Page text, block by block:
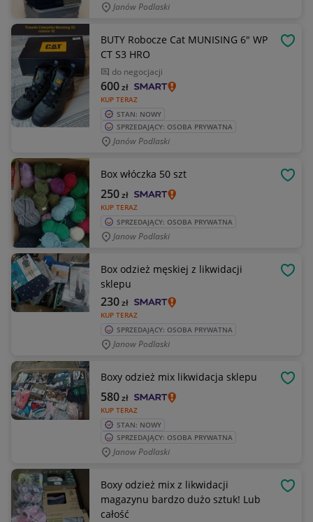
Janów Podlaski
BUTY Robocze Cat MUNISING 6" WP
CT S3 HRO
do negocjacji
KUP TERAZ
600zł
STAN: NOWY
SPRZEDAJĄCY: OSOBA PRYWATNA
Janów Podlaski
Box włóczka 50 szt
KUP TERAZ
250zł
SPRZEDAJĄCY: OSOBA PRYWATNA
Janow Podlaski
Box odzież męskiej z likwidacji
sklepu
KUP TERAZ
230zł
SPRZEDAJĄCY: OSOBA PRYWATNA
Janow Podlaski
Boxy odzież mix likwidacja sklepu
KUP TERAZ
580zł
STAN: NOWY
SPRZEDAJĄCY: OSOBA PRYWATNA
Janow Podlaski
Boxy odzież mix z likwidacji
magazynu bardzo dużo sztuk! Lub
całość